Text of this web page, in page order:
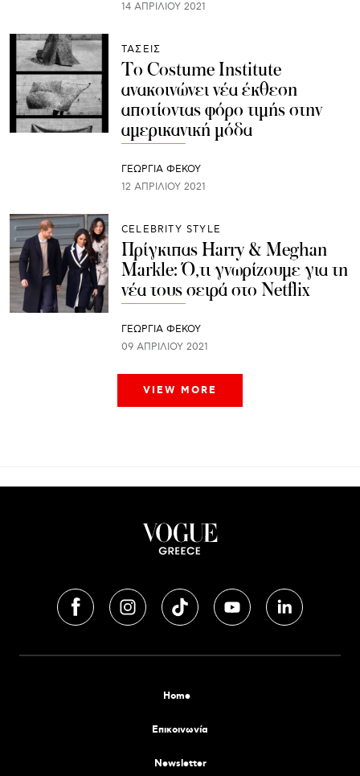
14 ΑΠΡΙΛΊΟΥ 2021
ΤΑΣΕΙΣ
To Costume Institute
ανακοινώνει νέα έκθεση
αποτίοντας φόρο τιμής στην
αμερικανική μόδα
ΓΕΩΡΓΙΑ ΦΕΚΟΥ
12 ΑΠΡΙΛΊΟΥ 2021
CELEBRITY STYLE
Πρίγκιπας Harry & Meghan
Markle: Ό,τι γνωρίζουμε για τη
νέα τους σειρά στο Netflix
ΓΕΩΡΓΙΑ ΦΕΚΟΥ
09 ΑΠΡΙΛΊΟΥ 2021
VIEW MORE
Home
Επικοινωνία
Newsletter